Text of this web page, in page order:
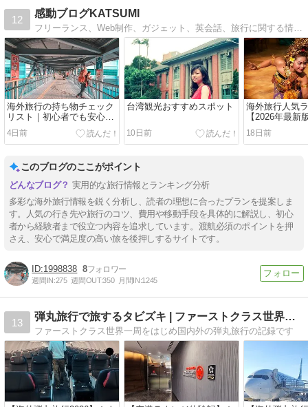
12
感動ブログKATSUMI
フリーランス、Web制作、ガジェット、英会話、旅行に関する情報を提供しています。
海外旅行の持ち物チェック
リスト｜初心者でも安心！
忘れ物を防ぐ完全ガイド
【2026年最新版】
4日前
台湾観光おすすめスポット
10日前
海外旅行人気
【2026年最新
るおすすめの
18日前
このブログのここがポイント
実用的な旅行情報とランキング分析
多彩な海外旅行情報を鋭く分析し、読者の理想に合ったプランを提案しま
す。人気の行き先や旅行のコツ、費用や移動手段を具体的に解説し、初心
者から経験者まで役立つ内容を追求しています。渡航必須のポイントを押
さえ、安心で満足度の高い旅を後押しするサイトです。
1998838 8
週間IN:275 週間OUT:350 月間IN:1245
13
弾丸旅行で旅するタビズキ | ファーストクラス世界一周…
ファーストクラス世界一周をはじめ国内外の弾丸旅行の記録です